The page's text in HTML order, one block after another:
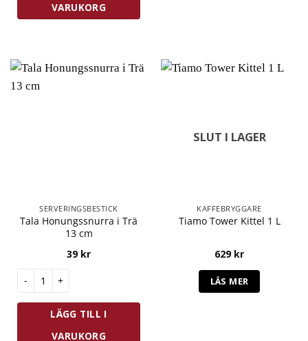
VARUKORG
SERVERINGSBESTICK
Tala Honungssnurra i Trä
13 cm
39 kr
Tala Honungssnurra i Trä 13 cm mängd
LÄGG TILL I
VARUKORG
SLUT I LAGER
KAFFEBRYGGARE
Tiamo Tower Kittel 1 L
629 kr
LÄS MER